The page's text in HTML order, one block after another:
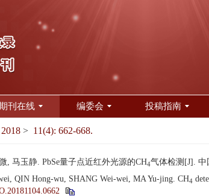
刊在线 编委会 投稿指南
2018 > 11(4): 662-668.
, 马玉静. PbSe量子点近红外光源的CH4气体检测[J]. 中
QIN Hong-wu, SHANG Wei-wei, MA Yu-jing. CH4